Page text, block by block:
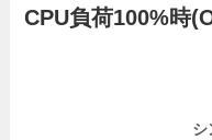
CPU負荷100%時
シ